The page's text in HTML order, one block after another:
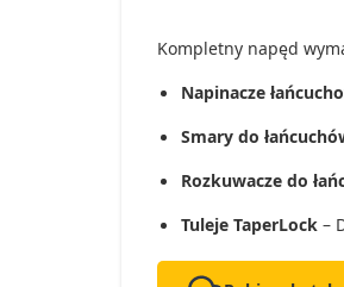
Kompletny napęd
Napinacze
Smary do
Rozkuwacze do
Tuleje TaperLock –